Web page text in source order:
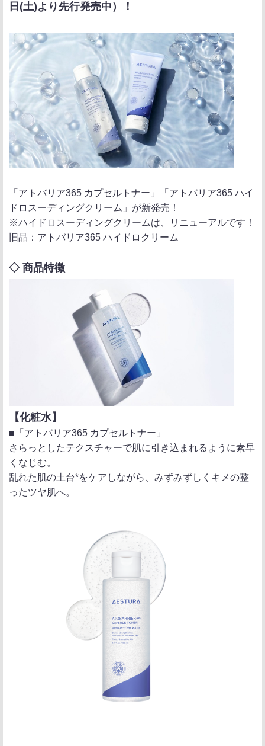
日(土)より先行発売中）！
「アトバリア365 カプセルトナー」「アトバリア365 ハイ
ドロスーディングクリーム」が新発売！
※ハイドロスーディングクリームは、リニューアルです！
旧品：アトバリア365 ハイドロクリーム
◇ 商品特徴
【化粧水】
■「アトバリア365 カプセルトナー」
さらっとしたテクスチャーで肌に引き込まれるように素早
くなじむ。
乱れた肌の土台*をケアしながら、みずみずしくキメの整
ったツヤ肌へ。